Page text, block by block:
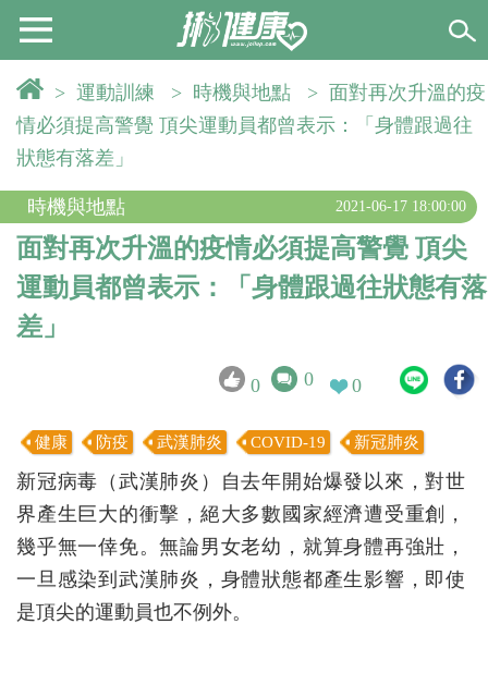
> 運動訓練 > 時機與地點 > 面對再次升溫的疫
情必須提高警覺 頂尖運動員都曾表示：「身體跟過往
狀態有落差」
時機與地點 2021-06-17 18:00:00
面對再次升溫的疫情必須提高警覺 頂尖
運動員都曾表示：「身體跟過往狀態有落
差」
0 0 0
健康 防疫 武漢肺炎 COVID-19 新冠肺炎
新冠病毒（武漢肺炎）自去年開始爆發以來，對世
界產生巨大的衝擊，絕大多數國家經濟遭受重創，
幾乎無一倖免。無論男女老幼，就算身體再強壯，
一旦感染到武漢肺炎，身體狀態都產生影響，即使
是頂尖的運動員也不例外。